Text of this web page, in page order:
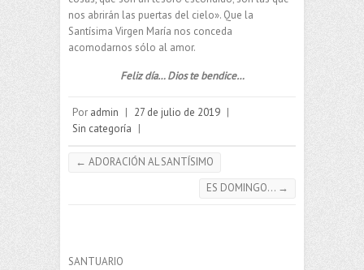
nos abrirán las puertas del cielo». Que la
Santísima Virgen María nos conceda
acomodarnos sólo al amor.
Feliz día… Dios te bendice…
Por admin | 27 de julio de 2019 |
Sin categoría |
← ADORACIÓN AL SANTÍSIMO
ES DOMINGO… →
SANTUARIO